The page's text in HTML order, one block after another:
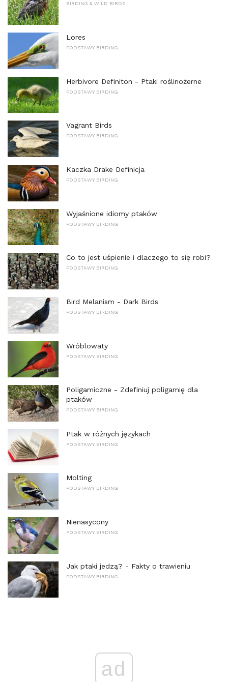
BIRDING & WILD BIRDS
Lores
PODSTAWY BIRDING
Herbivore Definiton - Ptaki roślinożerne
PODSTAWY BIRDING
Vagrant Birds
PODSTAWY BIRDING
Kaczka Drake Definicja
PODSTAWY BIRDING
Wyjaśnione idiomy ptaków
PODSTAWY BIRDING
Co to jest uśpienie i dlaczego to się robi?
PODSTAWY BIRDING
Bird Melanism - Dark Birds
PODSTAWY BIRDING
Wróblowaty
PODSTAWY BIRDING
Poligamiczne - Zdefiniuj poligamię dla
ptaków
PODSTAWY BIRDING
Ptak w różnych językach
PODSTAWY BIRDING
Molting
PODSTAWY BIRDING
Nienasycony
PODSTAWY BIRDING
Jak ptaki jedzą? - Fakty o trawieniu
PODSTAWY BIRDING
ad